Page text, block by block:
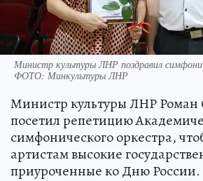
Министр культуры ЛНР поздравил
ФОТО: Минкультуры ЛНР
Министр культуры ЛНР Роман
посетил репетицию
симфонического оркестра,
артистам высокие
приуроченные ко Дню России.